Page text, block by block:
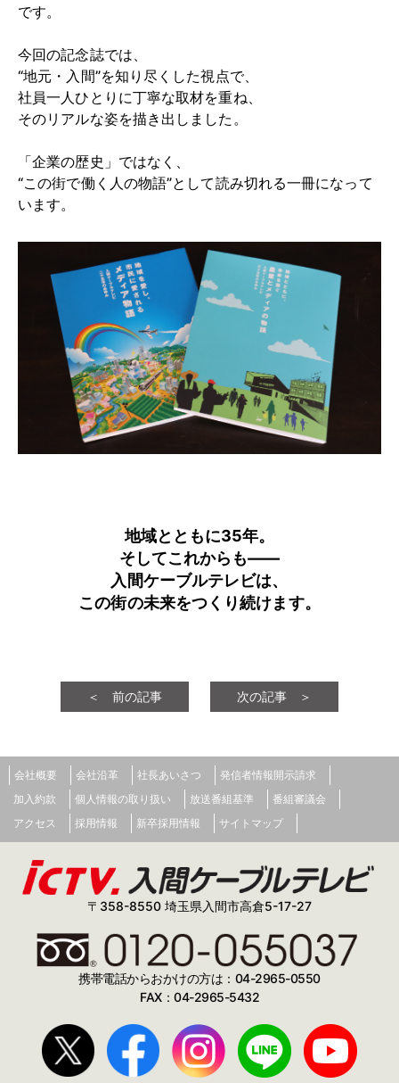
です。
今回の記念誌では、
“地元・入間”を知り尽くした視点で、
社員一人ひとりに丁寧な取材を重ね、
そのリアルな姿を描き出しました。
「企業の歴史」ではなく、
“この街で働く人の物語”として読み切れる一冊になって
います。
地域とともに35年。
そしてこれからも——
入間ケーブルテレビは、
この街の未来をつくり続けます。
＜ 前の記事 次の記事 ＞
会社概要 会社沿革 社長あいさつ
発信者情報開示請求
加入約款
個人情報の取り扱い 放送番組基準
番組審議会
アクセス
採用情報 新卒採用情報 サイトマップ
〒358-8550 埼玉県入間市高倉5-17-27
携帯電話からおかけの方は：04-2965-0550
FAX：04-2965-5432